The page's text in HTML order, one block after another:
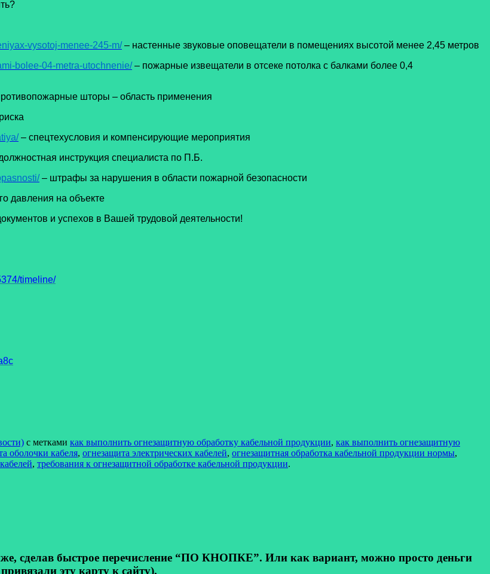
vysotoj-menee-245-m/– настенные звуковые оповещатели в помещениях высотой менее 2,45 метров
bolee-04-metra-utochnenie/– пожарные извещатели в отсеке потолка с балками более 0,4
шторы – область применения
– спецтехусловия и компенсирующие мероприятия
инструкция специалиста по П.Б.
– штрафы за нарушения в области пожарной безопасности
давления на объекте
и успехов в Вашей трудовой деятельности!
timeline/
с метками как выполнить огнезащитную обработку кабельной продукции, как выполнить огнезащитную
оболочки кабеля, огнезащита электрических кабелей, огнезащитная обработка кабельной продукции нормы,
, требования к огнезащитной обработке кабельной продукции.
быстрое перечисление “ПО КНОПКЕ”. Или как вариант, можно просто деньги
эту карту к сайту).